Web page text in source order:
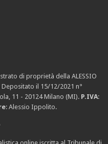
di proprietà della ALESSIO
Depositato il 15/12/2021 n°
11 - 20124 Milano (MI). P.IVA:
: Alessio Ippolito.